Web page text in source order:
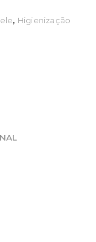
, Higienização